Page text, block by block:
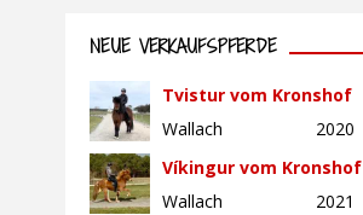
NEUE VERKAUFSPFERDE
Tvistur vom Kronshof
Wallach
2020
Víkingur vom Kronshof
Wallach
2021